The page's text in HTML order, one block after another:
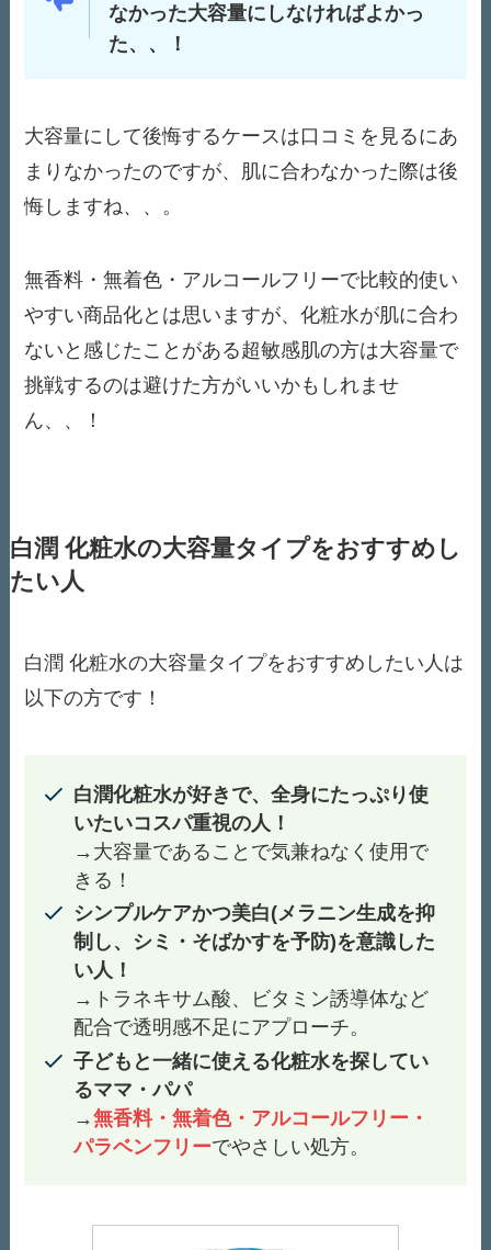
なかった大容量にしなければよかっ
た、、！
大容量にして後悔するケースは口コミを見るにあ
まりなかったのですが、肌に合わなかった際は後
悔しますね、、。
無香料・無着色・アルコールフリーで比較的使い
やすい商品化とは思いますが、化粧水が肌に合わ
ないと感じたことがある超敏感肌の方は大容量で
挑戦するのは避けた方がいいかもしれませ
ん、、！
白潤 化粧水の大容量タイプをおすすめし
たい人
白潤 化粧水の大容量タイプをおすすめしたい人は
以下の方です！
白潤化粧水が好きで、全身にたっぷり使
いたいコスパ重視の人！
→大容量であることで気兼ねなく使用で
きる！
シンプルケアかつ美白(メラニン生成を抑
制し、シミ・そばかすを予防)を意識した
い人！
→トラネキサム酸、ビタミン誘導体など
配合で透明感不足にアプローチ。
子どもと一緒に使える化粧水を探してい
るママ・パパ
→無香料・無着色・アルコールフリー・
パラベンフリーでやさしい処方。